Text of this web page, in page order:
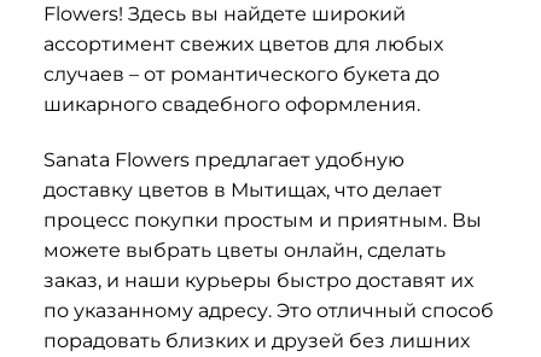
Flowers! Здесь вы найдете широкий
ассортимент свежих цветов для любых
случаев – от романтического букета до
шикарного свадебного оформления.
Sanata Flowers предлагает удобную
доставку цветов в Мытищах, что делает
процесс покупки простым и приятным. Вы
можете выбрать цветы онлайн, сделать
заказ, и наши курьеры быстро доставят их
по указанному адресу. Это отличный способ
порадовать близких и друзей без лишних